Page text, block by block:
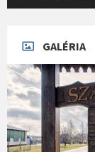
GALÉRIA